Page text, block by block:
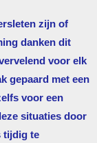
zijn of
danken dit
voor elk
gepaard met een
voor een
situaties door
tijdig te